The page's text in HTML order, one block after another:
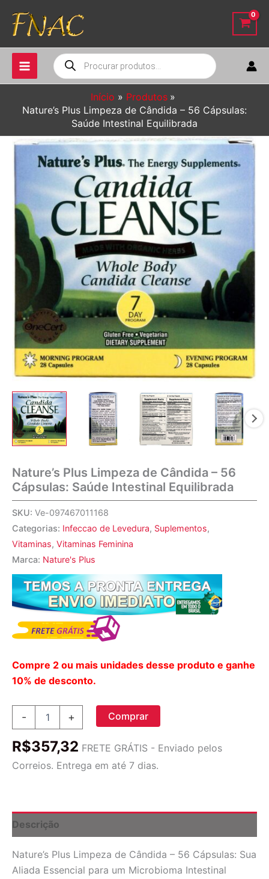
para
conteúdo
Pesquisar
produtos
Início
Produtos
Nature’s Plus Limpeza de Cândida – 56 Cápsulas:
Saúde Intestinal Equilibrada
Nature’s Plus Limpeza de Cândida – 56
Cápsulas: Saúde Intestinal Equilibrada
SKU: Ve-097467011168
Categorias: Infeccao de Levedura, Suplementos,
Vitaminas, Vitaminas Feminina
Marca: Nature's Plus
Compre 2 ou mais unidades desse produto e ganhe
10% de desconto.
-
de
-
Intestinal
Equilibrada
+ Comprar
R$357,32 FRETE GRÁTIS - Enviado pelos
Correios. Entrega em até 7 dias.
Descrição
Nature’s Plus Limpeza de Cândida – 56 Cápsulas: Sua
Aliada Essencial para um Microbioma Intestinal